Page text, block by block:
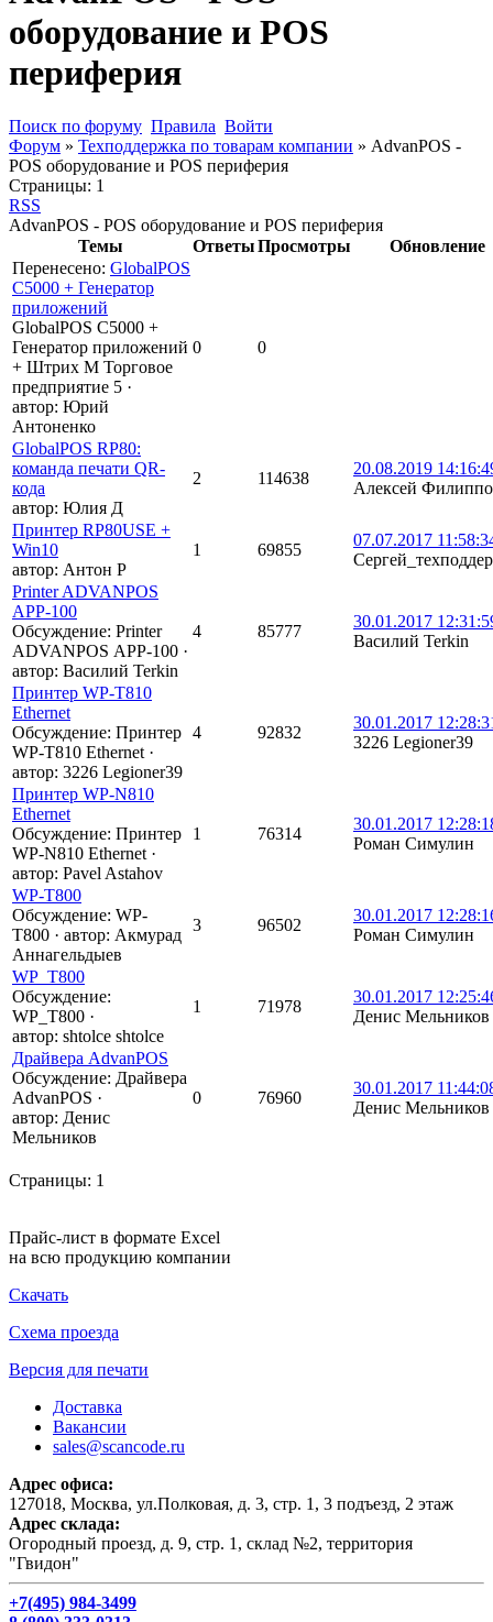
оборудование и POS
периферия
Поиск по форуму Правила Войти
Форум » Техподдержка по товарам компании » AdvanPOS -
POS оборудование и POS периферия
Страницы: 1
RSS
AdvanPOS - POS оборудование и POS периферия
Темы
ОтветыПросмотры
Обновление
Перенесено: GlobalPOS
C5000 + Генератор
приложений
GlobalPOS C5000 +
Генератор приложений
+ Штрих М Торговое
предприятие 5 ·
автор: Юрий
Антоненко
0 0
GlobalPOS RP80:
команда печати QR-
кода
автор: Юлия Д
2 114638
20.08.2019
Алексей
Принтер RP80USE +
Win10
автор: Антон Р
1 69855
07.07.2017
Printer ADVANPOS
АРР-100
Обсуждение: Printer
ADVANPOS АРР-100 ·
автор: Василий Terkin
4 85777
30.01.2017
Василий Terkin
Принтер WP-T810
Ethernet
Обсуждение: Принтер
WP-T810 Ethernet ·
автор: 3226 Legioner39
4 92832
30.01.2017
3226 Legioner39
Принтер WP-N810
Ethernet
Обсуждение: Принтер
WP-N810 Ethernet ·
автор: Pavel Astahov
1 76314
30.01.2017
Роман Симулин
WP-T800
Обсуждение: WP-
T800 · автор: Акмурад
Аннагельдыев
3 96502
30.01.2017
Роман Симулин
WP_T800
Обсуждение:
WP_T800 ·
автор: shtolce shtolce
1 71978
30.01.2017
Денис Мельников
Драйвера AdvanPOS
Обсуждение: Драйвера
AdvanPOS ·
автор: Денис
Мельников
0 76960
30.01.2017
Денис Мельников
Страницы: 1
Прайс-лист в формате Excel
на всю продукцию компании
Скачать
Схема проезда
Версия для печати
Доставка
Вакансии
sales@scancode.ru
Адрес офиса:
127018, Москва, ул.Полковая, д. 3, стр. 1, 3 подъезд, 2 этаж
Адрес склада:
Огородный проезд, д. 9, стр. 1, склад №2, территория
"Гвидон"
+7(495) 984-3499